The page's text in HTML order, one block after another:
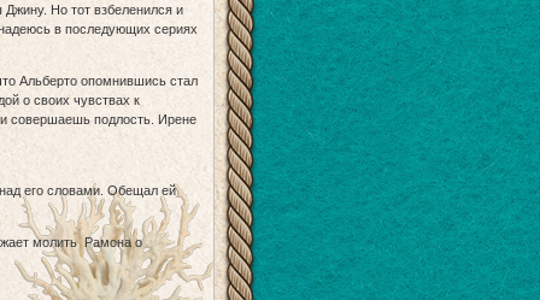
Но тот взбеленился и
в последующих сериях
Альберто опомнившись стал
о своих чувствах к
совершаешь подлость. Ирене
его словами. Обещал ей
молить Рамона о